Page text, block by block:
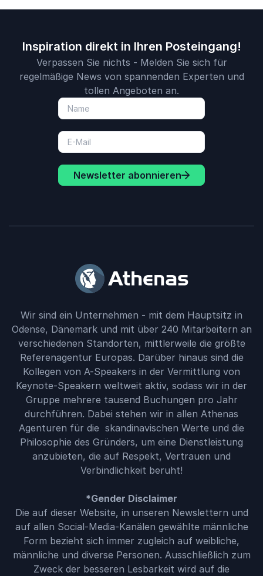
Inspiration direkt in Ihren Posteingang!
Verpassen Sie nichts - Melden Sie sich für
regelmäßige News von spannenden Experten und
tollen Angeboten an.
Newsletter abonnieren
Wir sind ein Unternehmen - mit dem Hauptsitz in
Odense, Dänemark und mit über 240 Mitarbeitern an
verschiedenen Standorten, mittlerweile die größte
Referenagentur Europas. Darüber hinaus sind die
Kollegen von A-Speakers in der Vermittlung von
Keynote-Speakern weltweit aktiv, sodass wir in der
Gruppe mehrere tausend Buchungen pro Jahr
durchführen. Dabei stehen wir in allen Athenas
Agenturen für die skandinavischen Werte und die
Philosophie des Gründers, um eine Dienstleistung
anzubieten, die auf Respekt, Vertrauen und
Verbindlichkeit beruht!
*Gender Disclaimer
Die auf dieser Website, in unseren Newslettern und
auf allen Social-Media-Kanälen gewählte männliche
Form bezieht sich immer zugleich auf weibliche,
männliche und diverse Personen. Ausschließlich zum
Zweck der besseren Lesbarkeit wird auf die